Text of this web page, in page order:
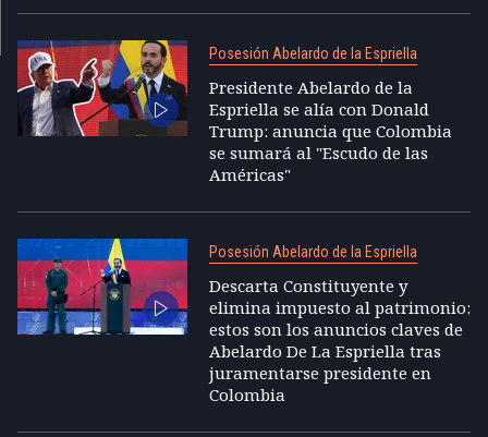
Posesión Abelardo de la Espriella
Presidente Abelardo de la
Espriella se alía con Donald
Trump: anuncia que Colombia
se sumará al "Escudo de las
Américas"
Posesión Abelardo de la Espriella
Descarta Constituyente y
elimina impuesto al patrimonio:
estos son los anuncios claves de
Abelardo De La Espriella tras
juramentarse presidente en
Colombia